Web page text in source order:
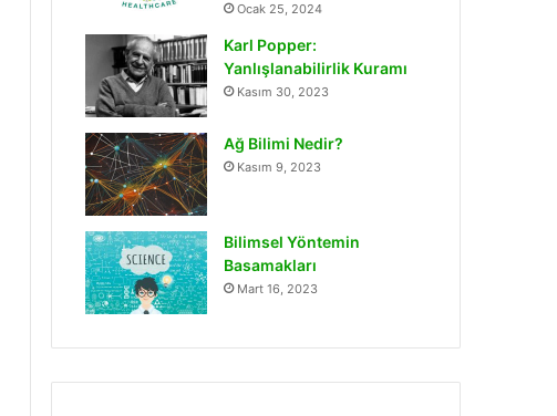
Ocak 25, 2024
Karl Popper:
Yanlışlanabilirlik Kuramı
Kasım 30, 2023
Ağ Bilimi Nedir?
Kasım 9, 2023
Bilimsel Yöntemin
Basamakları
Mart 16, 2023